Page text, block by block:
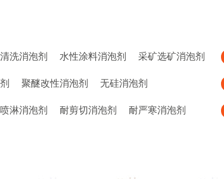
洗消泡剂 水性涂料消泡剂 采矿选矿消泡剂
聚醚改性消泡剂 无硅消泡剂
淋消泡剂 耐剪切消泡剂 耐严寒消泡剂